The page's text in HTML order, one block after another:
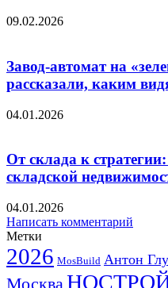
09.02.2026
Завод-автомат на
рассказали, каким
04.01.2026
От склада к
складской
04.01.2026
Написать комментарий
Метки
2026 MosBuild Антон
Москва